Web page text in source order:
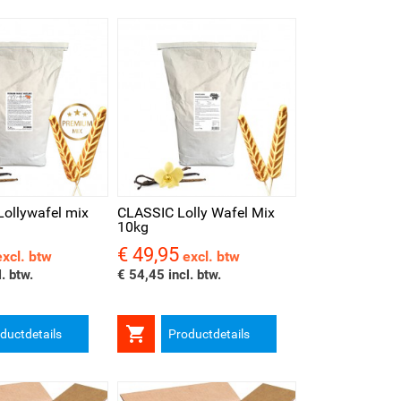
mix
btw
btw.
CLASSIC Lolly Wafel Mix
10kg
Prijs
€ 49,95 excl. btw
€ 54,45 incl. btw.
 Productdetails